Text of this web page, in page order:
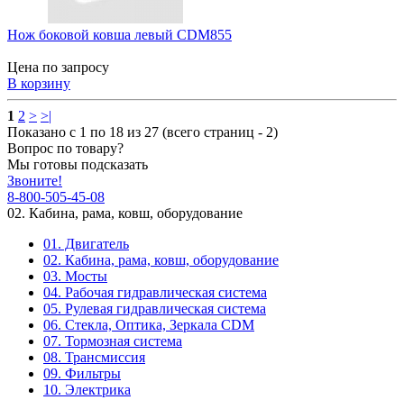
Нож боковой ковша левый CDM855
Цена по запросу
В корзину
1 2 > >|
Показано с 1 по 18 из 27 (всего страниц - 2)
Вопрос по товару?
Мы готовы подсказать
Звоните!
8-800-505-45-08
02. Кабина, рама, ковш, оборудование
01. Двигатель
02. Кабина, рама, ковш, оборудование
03. Мосты
04. Рабочая гидравлическая система
05. Рулевая гидравлическая система
06. Стекла, Оптика, Зеркала CDM
07. Тормозная система
08. Трансмиссия
09. Фильтры
10. Электрика